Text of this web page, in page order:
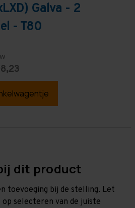
Galva - 2
- T80
dit product
toevoeging bij de stelling. Let
selecteren van de juiste